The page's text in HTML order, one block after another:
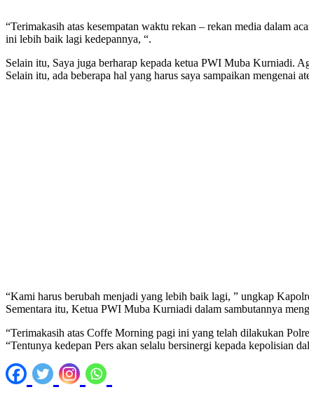
“Terimakasih atas kesempatan waktu rekan – rekan media dalam
ini lebih baik lagi kedepannya, “.
Selain itu, Saya juga berharap kepada ketua PWI Muba Kurniadi.
Selain itu, ada beberapa hal yang harus saya sampaikan
“Kami harus berubah menjadi yang lebih baik lagi, ” ungkap
Sementara itu, Ketua PWI Muba Kurniadi dalam sambutannya
“Terimakasih atas Coffe Morning pagi ini yang telah dilakukan
“Tentunya kedepan Pers akan selalu bersinergi kepada kepolisian